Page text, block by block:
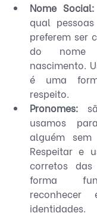
Nome Social:
qual
preferem ser
do nome
nascimento.
é uma
respeito.
Pronomes:
usamos
alguém
Respeitar e
corretos
forma
identidades.